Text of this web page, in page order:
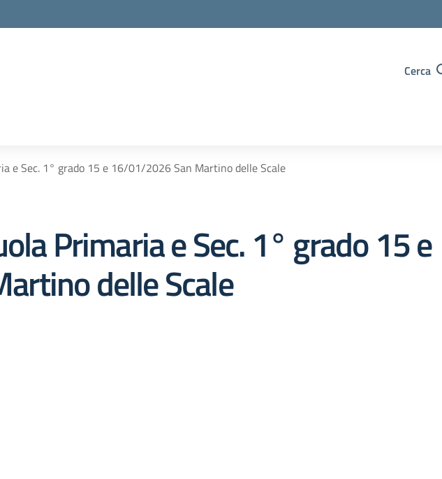
Cerca
e Sec. 1° grado 15 e 16/01/2026 San Martino delle Scale
Primaria e Sec. 1° grado 15 e
delle Scale